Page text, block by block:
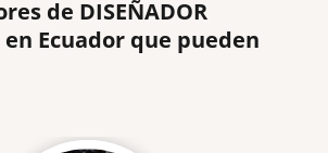
de DISEÑADOR
en Ecuador que pueden